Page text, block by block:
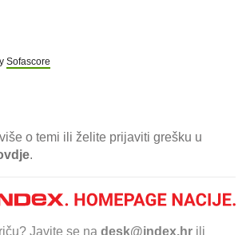
Sofascore
o temi ili želite prijaviti grešku u
.
Javite se na desk@index.hr ili